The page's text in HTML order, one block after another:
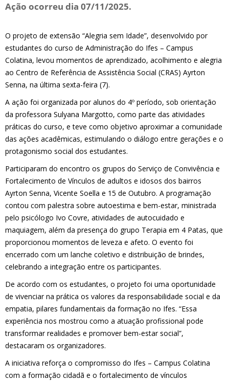
Ação ocorreu dia 07/11/2025.
O projeto de extensão “Alegria sem Idade”, desenvolvido por
estudantes do curso de Administração do Ifes – Campus
Colatina, levou momentos de aprendizado, acolhimento e alegria
ao Centro de Referência de Assistência Social (CRAS) Ayrton
Senna, na última sexta-feira (7).
A ação foi organizada por alunos do 4º período, sob orientação
da professora Sulyana Margotto, como parte das atividades
práticas do curso, e teve como objetivo aproximar a comunidade
das ações acadêmicas, estimulando o diálogo entre gerações e o
protagonismo social dos estudantes.
Participaram do encontro os grupos do Serviço de Convivência e
Fortalecimento de Vínculos de adultos e idosos dos bairros
Ayrton Senna, Vicente Soella e 15 de Outubro. A programação
contou com palestra sobre autoestima e bem-estar, ministrada
pelo psicólogo Ivo Covre, atividades de autocuidado e
maquiagem, além da presença do grupo Terapia em 4 Patas, que
proporcionou momentos de leveza e afeto. O evento foi
encerrado com um lanche coletivo e distribuição de brindes,
celebrando a integração entre os participantes.
De acordo com os estudantes, o projeto foi uma oportunidade
de vivenciar na prática os valores da responsabilidade social e da
empatia, pilares fundamentais da formação no Ifes. “Essa
experiência nos mostrou como a atuação profissional pode
transformar realidades e promover bem-estar social”,
destacaram os organizadores.
A iniciativa reforça o compromisso do Ifes – Campus Colatina
com a formação cidadã e o fortalecimento de vínculos